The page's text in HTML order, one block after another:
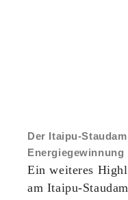
Der Itaipu-
Energiegewinnung
Ein weiteres
am Itaipu-